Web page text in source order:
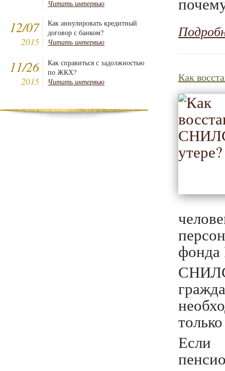
Читать интервью
12/07
2015
Как аннулировать кредитный
договор с банком?
Читать интервью
11/26
2015
Как справиться с задолжностью
по ЖКХ?
Читать интервью
Как
Если